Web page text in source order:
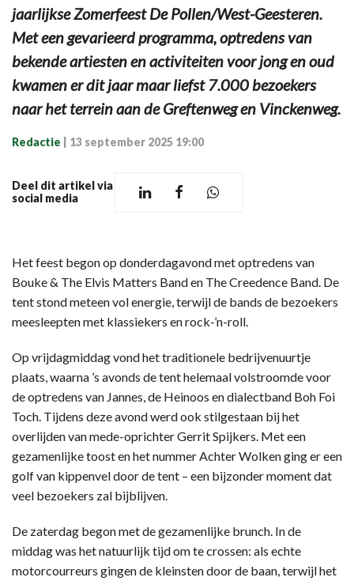
jaarlijkse Zomerfeest De Pollen/West-Geesteren.
Met een gevarieerd programma, optredens van
bekende artiesten en activiteiten voor jong en oud
kwamen er dit jaar maar liefst 7.000 bezoekers
naar het terrein aan de Greftenweg en Vinckenweg.
Redactie 13 september 2025 19:00
Deel dit artikel via
social media
Het feest begon op donderdagavond met optredens van
Bouke & The Elvis Matters Band en The Creedence Band. De
tent stond meteen vol energie, terwijl de bands de bezoekers
meesleepten met klassiekers en rock-’n-roll.
Op vrijdagmiddag vond het traditionele bedrijvenuurtje
plaats, waarna ’s avonds de tent helemaal volstroomde voor
de optredens van Jannes, de Heinoos en dialectband Boh Foi
Toch. Tijdens deze avond werd ook stilgestaan bij het
overlijden van mede-oprichter Gerrit Spijkers. Met een
gezamenlijke toost en het nummer Achter Wolken ging er een
golf van kippenvel door de tent – een bijzonder moment dat
veel bezoekers zal bijblijven.
De zaterdag begon met de gezamenlijke brunch. In de
middag was het natuurlijk tijd om te crossen: als echte
motorcourreurs gingen de kleinsten door de baan, terwijl het